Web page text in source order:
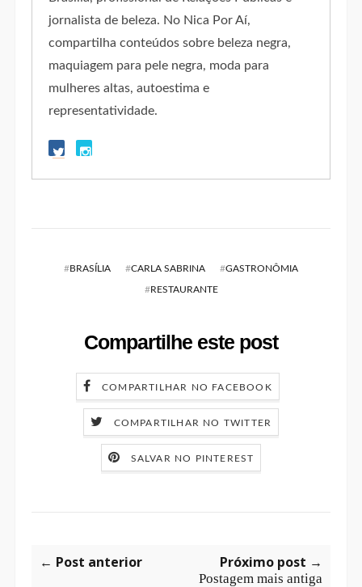
jornalista de beleza. No Nica Por Aí,
compartilha conteúdos sobre beleza negra,
maquiagem para pele negra, moda para
mulheres altas, autoestima e
representatividade.
#BRASÍLIA #CARLA SABRINA #GASTRONÔMIA
#RESTAURANTE
Compartilhe este post
COMPARTILHAR NO FACEBOOK
COMPARTILHAR NO TWITTER
SALVAR NO PINTEREST
← Post anterior Próximo post →
Postagem mais antiga